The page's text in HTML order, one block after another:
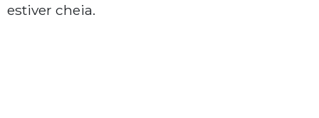
estiver cheia.